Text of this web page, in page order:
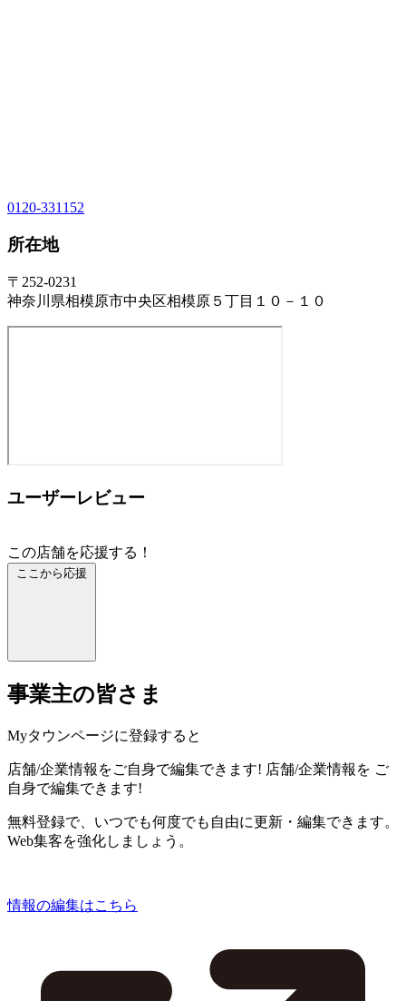
0120-331152
所在地
〒252-0231
神奈川県相模原市中央区相模原５丁目１０－１０
ユーザーレビュー
この店舗を応援する！
ここから応援
事業主の皆さま
Myタウンページに登録すると
店舗/企業情報をご自身で編集できます! 店舗/企業情報を ご
自身で編集できます!
無料登録で、いつでも何度でも自由に更新・編集できます。
Web集客を強化しましょう。
情報の編集はこちら